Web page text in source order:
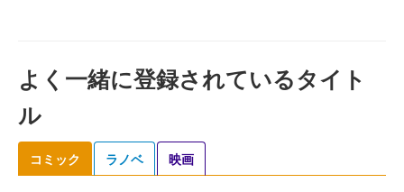
よく一緒に登録されているタイト
ル
コミック ラノベ 映画